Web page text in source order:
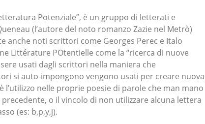
Potenziale”, è un gruppo di letterati e
(l’autore del noto romanzo Zazie nel Metrò)
anche noti scrittori come Georges Perec e Italo
LIttérature POtentielle come la “ricerca di nuove
usati dagli scrittori nella maniera che
si auto-impongono vengono usati per creare nuova
l’utilizzo nelle proprie poesie di parole che man mano
o il vincolo di non utilizzare alcuna lettera
(es: b,p,y,j).